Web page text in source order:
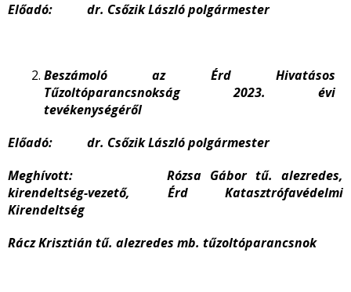
Előadó: dr. Csőzik László polgármester
Beszámoló az Érd Hivatásos
Tűzoltóparancsnokság 2023. évi
tevékenységéről
Előadó: dr. Csőzik László polgármester
Meghívott: Rózsa Gábor tű. alezredes,
kirendeltség-vezető, Érd Katasztrófavédelmi
Kirendeltség
Rácz Krisztián tű. alezredes mb. tűzoltóparancsnok